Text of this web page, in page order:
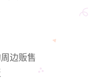
边贩售